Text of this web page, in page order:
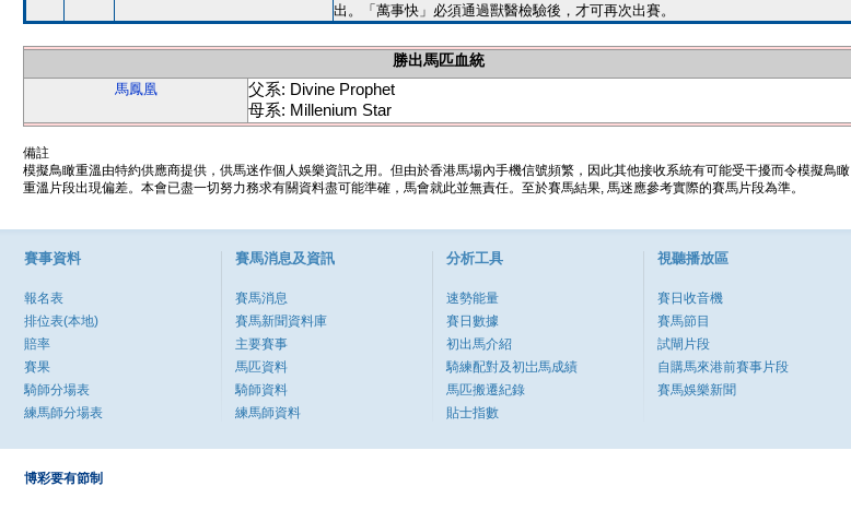
出。「萬事快」必須通過獸醫檢驗後，才可再次出賽。
勝出馬匹血統
馬鳳凰
父系: Divine Prophet
母系: Millenium Star
備註
模擬鳥瞰重溫由特約供應商提供，供馬迷作個人娛樂資訊之用。但由於香港馬場內手機信號頻繁，因此其他接收系統有可能受干擾而令模擬鳥瞰
重溫片段出現偏差。本會已盡一切努力務求有關資料盡可能準確，馬會就此並無責任。至於賽馬結果, 馬迷應參考實際的賽馬片段為準。
賽事資料
報名表
排位表(本地)
賠率
賽果
騎師分場表
練馬師分場表
賽馬消息及資訊
賽馬消息
賽馬新聞資料庫
主要賽事
馬匹資料
騎師資料
練馬師資料
分析工具
速勢能量
賽日數據
初出馬介紹
騎練配對及初岀馬成績
馬匹搬遷紀錄
貼士指數
視聽播放區
賽日收音機
賽馬節目
試閘片段
自購馬來港前賽事片段
賽馬娛樂新聞
博彩要有節制